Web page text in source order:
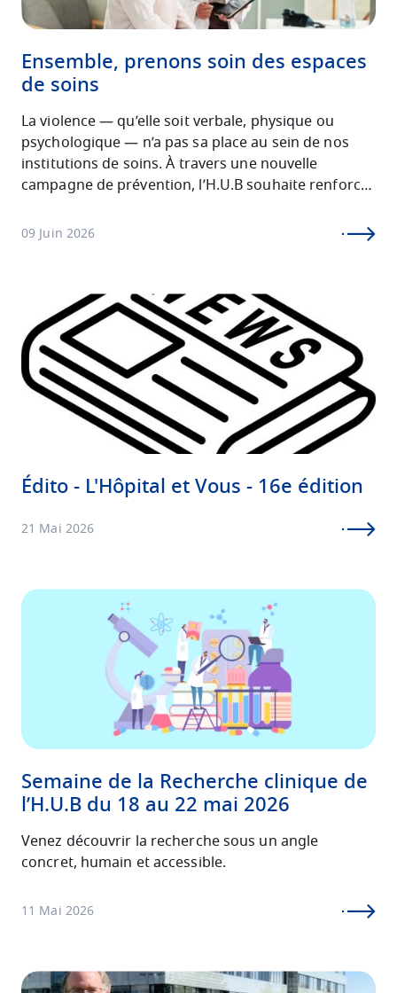
Ensemble, prenons soin des espaces
de soins
La violence — qu’elle soit verbale, physique ou
psychologique — n’a pas sa place au sein de nos
institutions de soins. À travers une nouvelle
campagne de prévention, l’H.U.B souhaite renforcer
professionnels de santé, des patients et patientes,
09 Juin 2026
Édito - L'Hôpital et Vous - 16e édition
21 Mai 2026
Image
Semaine de la Recherche clinique de
l’H.U.B du 18 au 22 mai 2026
Venez découvrir la recherche sous un angle
concret, humain et accessible.
11 Mai 2026
Image